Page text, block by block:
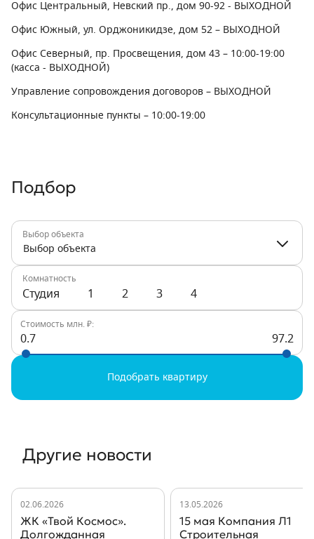
Офис Центральный, Невский пр., дом 90-92 - ВЫХОДНОЙ
Офис Южный, ул. Орджоникидзе, дом 52 – ВЫХОДНОЙ
Офис Северный, пр. Просвещения, дом 43 – 10:00-19:00
(касса - ВЫХОДНОЙ)
Управление сопровождения договоров – ВЫХОДНОЙ
Консультационные пункты – 10:00-19:00
Подбор
Выбор объекта
Выбор объекта
Комнатность
Студия 1 2 3 4
Стоимость млн. ₽:
0.7 97.2
Подобрать квартиру
Другие новости
02.06.2026
ЖК «Твой Космос».
Долгожданная
13.05.2026
15 мая Компания Л1
Строительная